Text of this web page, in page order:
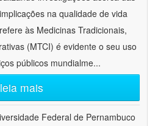
na qualidade de vida
às Medicinas Tradicionais,
(MTCI) é evidente o seu uso
públicos mundialme...
leia mais
Federal de Pernambuco